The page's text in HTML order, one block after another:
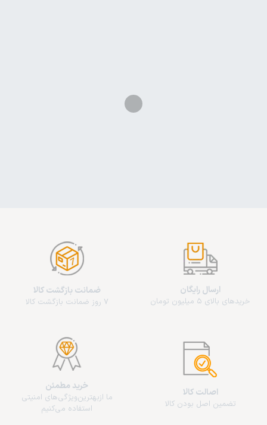
ارسال رایگان
خریدهای بالای 5 میلیون تومان
ضمانت بازگشت کالا
7 روز ضمانت بازگشت کالا
اصالت کالا
تضمین اصل بودن کالا
خرید مطمئن
ما از‌بهترین‌ویژگی‌های امنیتی
استفاده می‌کنیم